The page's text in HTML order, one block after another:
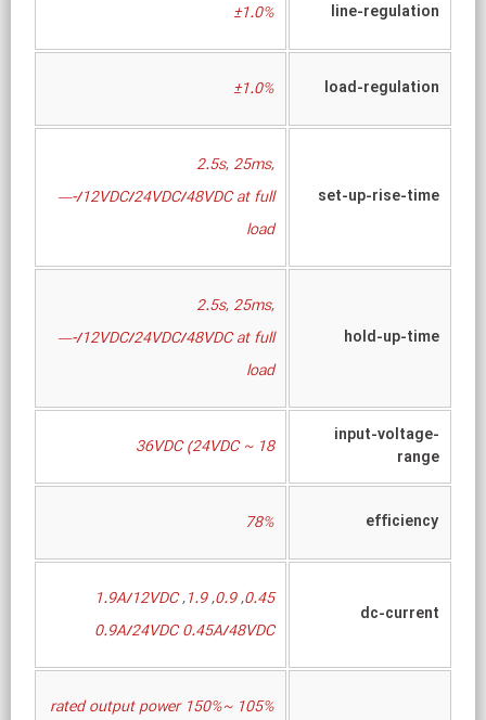
line-regulation
±1.0%
load-regulation
±1.0%
set-up-rise-time
2.5s, 25ms,
—-/12VDC/24VDC/48VDC at full
load
hold-up-time
2.5s, 25ms,
—-/12VDC/24VDC/48VDC at full
load
input-voltage-
range
18 ~ 36VDC (24VDC
efficiency
78%
dc-current
0.45
,
0.9
,
1.9
,
1.9A/12VDC
0.9A/24VDC 0.45A/48VDC
105% ~150% rated output power